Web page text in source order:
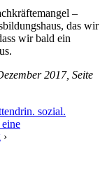
–
das wir
wir bald ein
2017, Seite
sozial.
›